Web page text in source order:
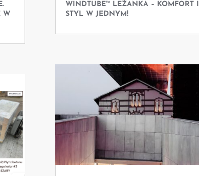
W
WINDTUBE™ LEŻANKA – KOMFORT I
STYL W JEDNYM!